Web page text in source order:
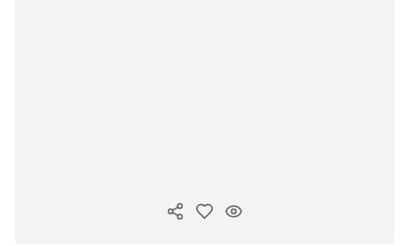
Copiar enlace